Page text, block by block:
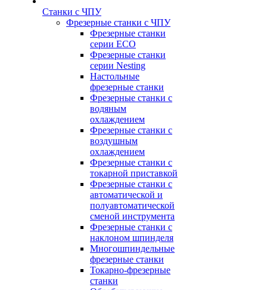
Станки с ЧПУ
Фрезерные станки с ЧПУ
Фрезерные станки
серии ECO
Фрезерные станки
серии Nesting
Настольные
фрезерные станки
Фрезерные станки с
водяным
охлаждением
Фрезерные станки с
воздушным
охлаждением
Фрезерные станки с
токарной приставкой
Фрезерные станки с
автоматической и
полуавтоматической
сменой инструмента
Фрезерные станки с
наклоном шпинделя
Многошпиндельные
фрезерные станки
Токарно-фрезерные
станки